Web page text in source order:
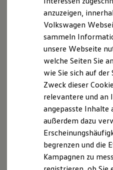
Ladestationen
Batterie
Sicherheit
Nachhaltigkeit
Technologie
Kosten und Kauf
Kaufoptionen
E-Auto-
Software und
Die ID.
ID. Software
Digitale Extras
Schnittstellen
Hybridautos
Marke und Erlebnis
Die Inhalte unserer
Sorgfalt erstellt. Für die
und Aktualität der Inhalte
Gewähr übernehmen. Als
gemäß § 7 Abs.1 TMG für
Seiten nach den
verantwortlich. Nach §§ 8
Diensteanbieter jedoch
übermittelte oder
Informationen zu
zu forschen, die auf eine
hinweisen.
Sperrung der Nutzung
allgemeinen Gesetzen
anzuzeigen,
Volkswagen
sammeln
unsere Webseite
welche Seiten Sie
wie Sie sich auf der
Zweck dieser
relevantere und an
angepasste Inhalte
außerdem dazu
begrenzen und die
Kampagnen zu